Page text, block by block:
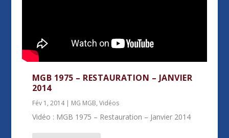
MGB 1975 – RESTAURATION – JANVIER
2014
Fév 1, 2014| MG MGB, Vidéos
Vidéo : MGB 1975 – Restauration – Janvier 2014